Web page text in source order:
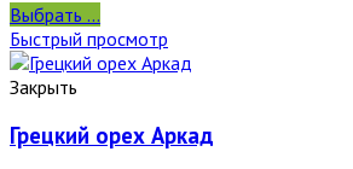
Выбрать ...
Быстрый просмотр
Закрыть
Грецкий орех Аркад